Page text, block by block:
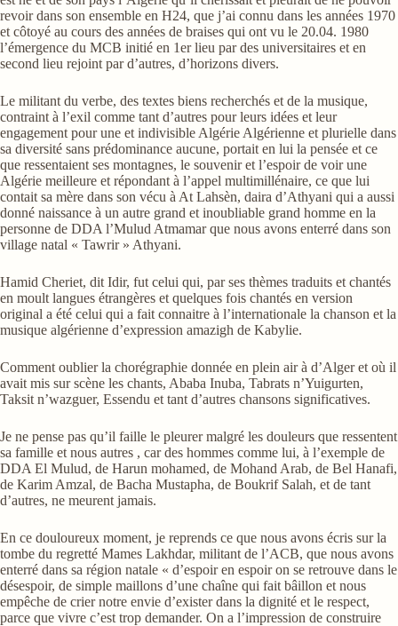
revoir dans son ensemble en H24, que j’ai connu dans les années 1970
et côtoyé au cours des années de braises qui ont vu le 20.04. 1980
l’émergence du MCB initié en 1er lieu par des universitaires et en
second lieu rejoint par d’autres, d’horizons divers.
Le militant du verbe, des textes biens recherchés et de la musique,
contraint à l’exil comme tant d’autres pour leurs idées et leur
engagement pour une et indivisible Algérie Algérienne et plurielle dans
sa diversité sans prédominance aucune, portait en lui la pensée et ce
que ressentaient ses montagnes, le souvenir et l’espoir de voir une
Algérie meilleure et répondant à l’appel multimillénaire, ce que lui
contait sa mère dans son vécu à At Lahsèn, daira d’Athyani qui a aussi
donné naissance à un autre grand et inoubliable grand homme en la
personne de DDA l’Mulud Atmamar que nous avons enterré dans son
village natal « Tawrir » Athyani.
Hamid Cheriet, dit Idir, fut celui qui, par ses thèmes traduits et chantés
en moult langues étrangères et quelques fois chantés en version
original a été celui qui a fait connaitre à l’internationale la chanson et la
musique algérienne d’expression amazigh de Kabylie.
Comment oublier la chorégraphie donnée en plein air à d’Alger et où il
avait mis sur scène les chants, Ababa Inuba, Tabrats n’Yuigurten,
Taksit n’wazguer, Essendu et tant d’autres chansons significatives.
Je ne pense pas qu’il faille le pleurer malgré les douleurs que ressentent
sa famille et nous autres , car des hommes comme lui, à l’exemple de
DDA El Mulud, de Harun mohamed, de Mohand Arab, de Bel Hanafi,
de Karim Amzal, de Bacha Mustapha, de Boukrif Salah, et de tant
d’autres, ne meurent jamais.
En ce douloureux moment, je reprends ce que nous avons écris sur la
tombe du regretté Mames Lakhdar, militant de l’ACB, que nous avons
enterré dans sa région natale « d’espoir en espoir on se retrouve dans le
désespoir, de simple maillons d’une chaîne qui fait bâillon et nous
empêche de crier notre envie d’exister dans la dignité et le respect,
parce que vivre c’est trop demander. On a l’impression de construire